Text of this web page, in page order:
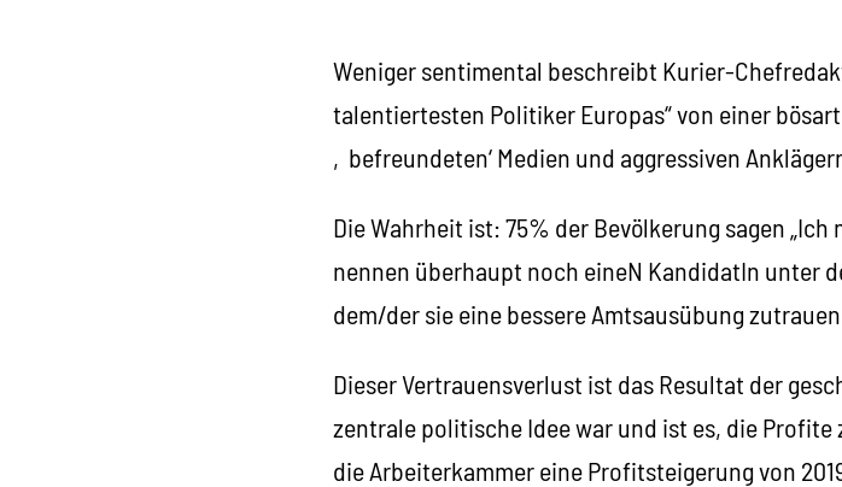
Weniger sentimental beschreibt Kurier-
talentiertesten Politiker Europas“ von einer
‚befreundeten‘ Medien und aggressiven
Die Wahrheit ist: 75% der Bevölkerung sagen
nennen überhaupt noch eineN KandidatIn unter
dem/der sie eine bessere Amtsausübung
Dieser Vertrauensverlust ist das Resultat der
zentrale politische Idee war und ist es, die
die Arbeiterkammer eine Profitsteigerung von